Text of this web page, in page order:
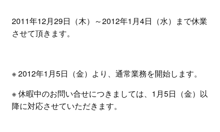
2011年12月29日（木）～2012年1月4日（水）まで休業
させて頂きます。
※ 2012年1月5日（金）より、通常業務を開始します。
※ 休暇中のお問い合せにつきましては、1月5日（金）以
降に対応させていただきます。